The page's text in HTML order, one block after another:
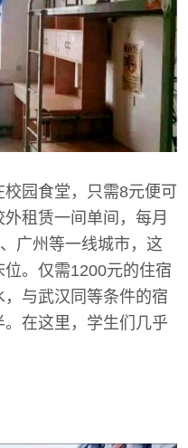
园食堂，只需8元便可
租赁一间单间，每月
广州等一线城市，这
。仅需1200元的住宿
与武汉同等条件的宿
在这里，学生们几乎